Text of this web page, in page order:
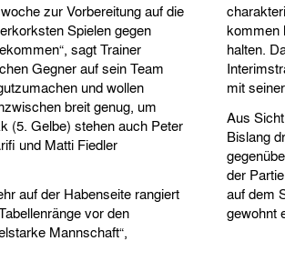
zur Vorbereitung auf die
Spielen gegen
sagt Trainer
Gegner auf sein Team
und wollen
breit genug, um
(5. Gelbe) stehen auch Peter
und Matti Fiedler
auf der Habenseite rangiert
vor den
Mannschaft“,
kommen
halten.
mit
Aus
Bislang
der
auf dem
gewohnt